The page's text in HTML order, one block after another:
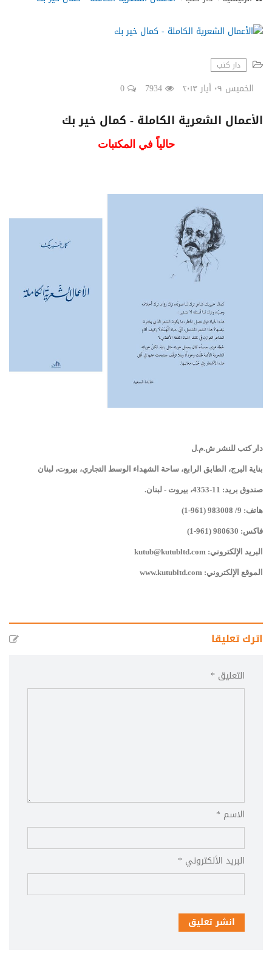
v
g
t
o
دار كتب
الخميس ٠٩ أيار ٢٠١٣ 7934
0
الأعمال الشعرية الكاملة - كمال خير بك
حالياً في المكتبات
دار كتب للنشر ش.م.ل
بناية البرج، الطابق الرابع، ساحة الشهداء الوسط التجاري، بيروت، لبنان
صندوق بريد: 11-4353، بيروت - لبنان.
هاتف: 9/ 983008 (961-1)
فاكس: 980630 (961-1)
البريد الإلكتروني: kutub@kutubltd.com
الموقع الإلكتروني: www.kutubltd.com
اترك تعليقا
التعليق *
الاسم *
البريد الألكتروني *
انشر تعليق